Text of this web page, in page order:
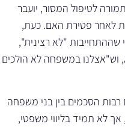
לטיפול המסור, יועבר
לאחר פטירת האם. כעת,
"לא רצינית",
במשפחה לא הולכים
רבות הסכמים בין בני משפחה
אך לא תמיד בליווי משפטי,